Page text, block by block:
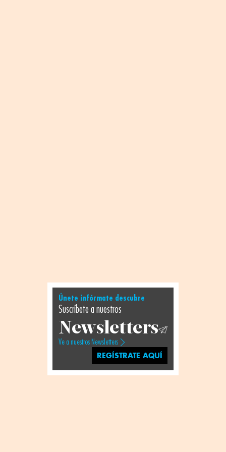
Únete infórmate descubre
Suscríbete a nuestros
Newsletters
Ve a nuestros Newsletters
REGÍSTRATE AQUÍ